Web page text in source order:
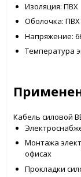
Изоляция: ПВХ
Оболочка: ПВХ
Напряжение:
Температура
Кабель силовой
Монтажа
офисах
Прокладки